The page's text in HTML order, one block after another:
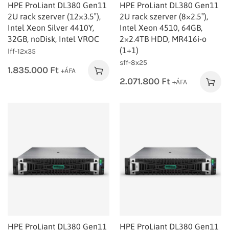
HPE ProLiant DL380 Gen11
2U rack szerver (12×3.5″),
Intel Xeon Silver 4410Y,
32GB, noDisk, Intel VROC
lff-12x35
1.835.000 Ft +ÁFA
HPE ProLiant DL380 Gen11
2U rack szerver (8×2.5″),
Intel Xeon 4510, 64GB,
2×2.4TB HDD, MR416i-o
(1+1)
sff-8x25
2.071.800 Ft +ÁFA
HPE ProLiant DL380 Gen11
HPE ProLiant DL380 Gen11